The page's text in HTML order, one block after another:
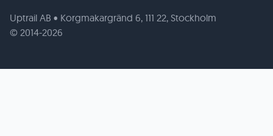
Uptrail AB • Korgmakargränd 6, 111 22, Stockholm
© 2014-2026